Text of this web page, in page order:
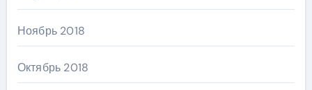
Ноябрь 2018
Октябрь 2018